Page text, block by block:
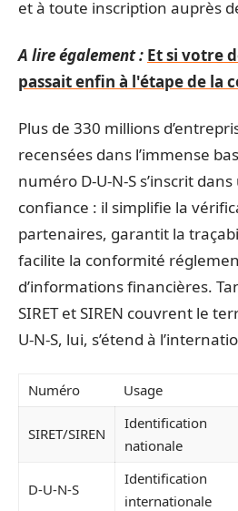
et à toute inscription auprès
A lire également : Et si votre
passait enfin à l'étape de la
Plus de 330 millions
recensées dans l’immense
numéro D-U-N-S s’inscrit
confiance : il simplifie la
partenaires, garantit la
facilite la conformité
d’informations financières.
SIRET et SIREN couvrent le
U-N-S, lui, s’étend à
Numéro Usage
SIRET/SIREN
Identification
nationale
D-U-N-S
Identification
internationale